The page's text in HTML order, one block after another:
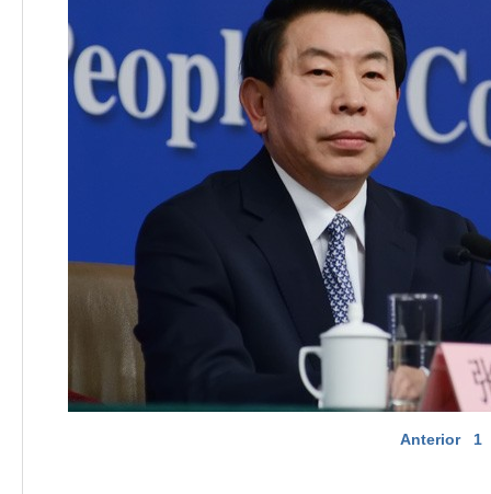
Anterior 1